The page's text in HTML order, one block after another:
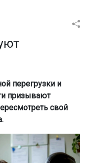
перегрузки и
призывают
свой